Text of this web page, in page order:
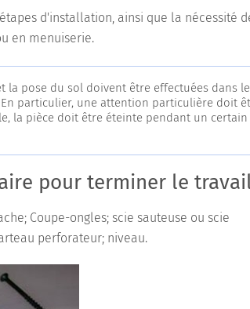
d'installation, ainsi que la nécessité
en menuiserie.
la pose du sol doivent être effectuées dans
particulier, une attention particulière doit
la pièce doit être éteinte pendant un
pour terminer le
Coupe-ongles; scie sauteuse ou scie
perforateur; niveau.